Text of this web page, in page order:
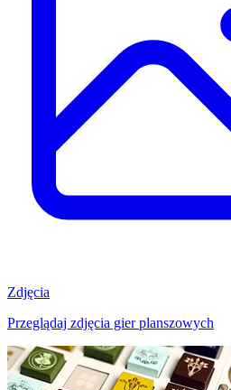
Zdjęcia
Przeglądaj zdjęcia gier planszowych